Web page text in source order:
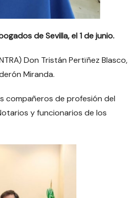
de Sevilla, el 1 de junio.
Don Tristán Pertïñez Blasco,
Miranda.
compañeros de profesión del
y funcionarios de los